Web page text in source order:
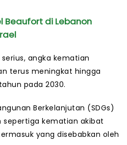
Beaufort di Lebanon
angka kematian
terus meningkat hingga
pada 2030.
Berkelanjutan (SDGs)
kematian akibat
yang disebabkan oleh